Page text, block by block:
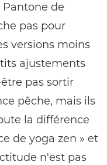
Pantone de
pas pour
versions moins
ajustements
pas sortir
pêche, mais ils
la différence
de yoga zen » et
n'est pas